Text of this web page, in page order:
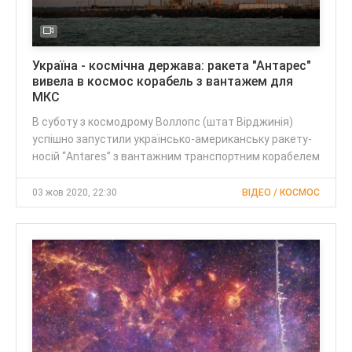
Україна - космічна держава: ракета "Антарес"
вивела в космос корабель з вантажем для
МКС
В суботу з космодрому Воллопс (штат Вірджинія)
успішно запустили українсько-американську ракету-
носій “Antares” з вантажним транспортним корабелем
03 жов 2020, 22:30 ВІДЕО / КОСМОС